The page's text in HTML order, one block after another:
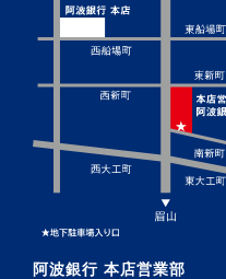
阿波銀行 本店営業部